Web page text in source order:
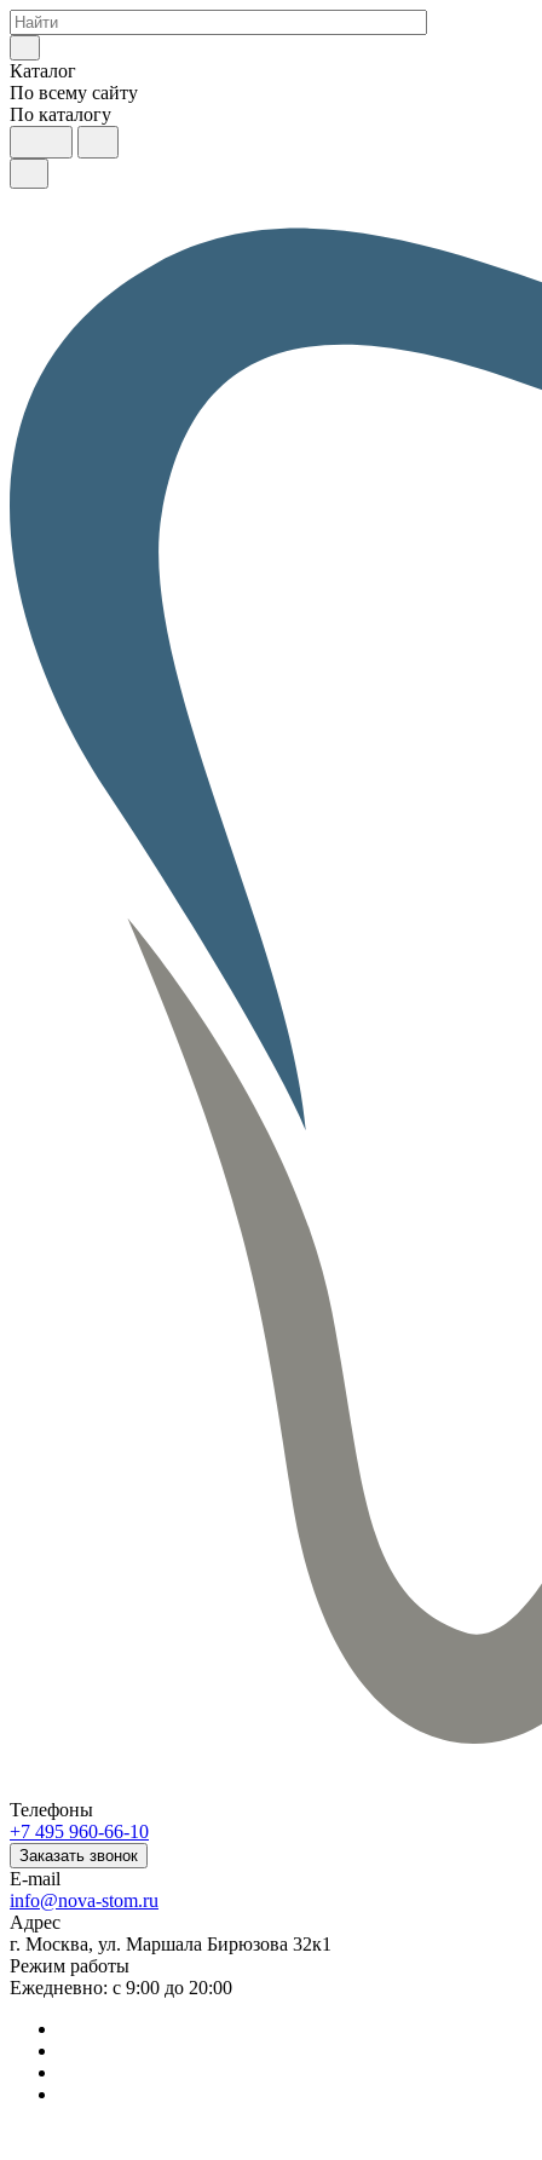
Каталог
По всему сайту
По каталогу
Телефоны
+7 495 960-66-10
Заказать звонок
E-mail
info@nova-stom.ru
Адрес
г. Москва, ул. Маршала Бирюзова 32к1
Режим работы
Ежедневно: с 9:00 до 20:00